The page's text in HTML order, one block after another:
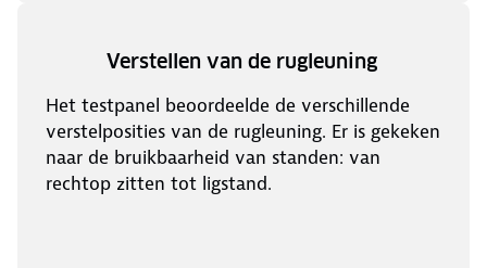
Verstellen van de rugleuning
Het testpanel beoordeelde de verschillende
verstelposities van de rugleuning. Er is gekeken
naar de bruikbaarheid van standen: van
rechtop zitten tot ligstand.